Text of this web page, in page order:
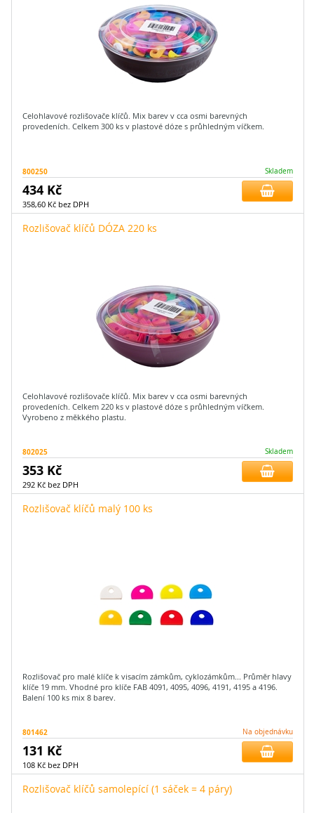
Celohlavové rozlišovače klíčů. Mix barev v cca osmi barevných
provedeních. Celkem 300 ks v plastové dóze s průhledným víčkem.
800250 Skladem
434 Kč
358,60 Kč bez DPH
Rozlišovač klíčů DÓZA 220 ks
Celohlavové rozlišovače klíčů. Mix barev v cca osmi barevných
provedeních. Celkem 220 ks v plastové dóze s průhledným víčkem.
Vyrobeno z měkkého plastu.
802025 Skladem
353 Kč
292 Kč bez DPH
Rozlišovač klíčů malý 100 ks
Rozlišovač pro malé klíče k visacím zámkům, cyklozámkům... Průměr hlavy
klíče 19 mm. Vhodné pro klíče FAB 4091, 4095, 4096, 4191, 4195 a 4196.
Balení 100 ks mix 8 barev.
801462 Na objednávku
131 Kč
108 Kč bez DPH
Rozlišovač klíčů samolepící (1 sáček = 4 páry)